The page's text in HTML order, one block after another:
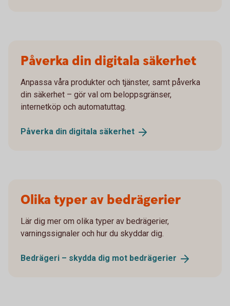
Påverka din digitala säkerhet
Anpassa våra produkter och tjänster, samt påverka
din säkerhet – gör val om beloppsgränser,
internetköp och automatuttag.
Påverka din digitala säkerhet
Olika typer av bedrägerier
Lär dig mer om olika typer av bedrägerier,
varningssignaler och hur du skyddar dig.
Bedrägeri – skydda dig mot bedrägerier